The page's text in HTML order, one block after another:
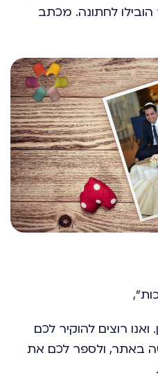
לחתונה. מכתב
ואנו רוצים להוקיר לכם
באתר, ולספר לכם את